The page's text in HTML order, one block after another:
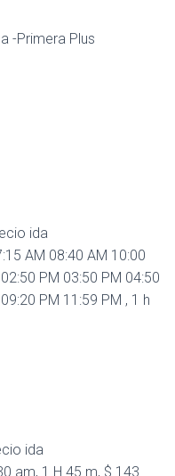
-Primera Plus
ida
AM 08:40 AM 10:00
PM 03:50 PM 04:50
PM 11:59 PM , 1 h
ida
am, 1 H 45 m, $ 143